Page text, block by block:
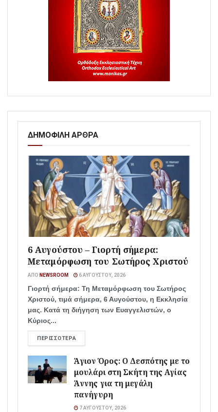
ΔΗΜΟΦΙΛΗ ΑΡΘΡΑ
6 Αυγούστου – Γιορτή σήμερα:
Μεταμόρφωση του Σωτήρος Χριστού
ΑΠΌ NEWSROOM 6 ΑΥΓΟΎΣΤΟΥ, 2026
Γιορτή σήμερα: Τη Μεταμόρφωση του Σωτήρος
Χριστού, τιμά σήμερα, 6 Αυγούστου, η Εκκλησία
μας. Κατά τη διήγηση των Ευαγγελιστών, ο
Κύριος...
ΠΕΡΙΣΣΌΤΕΡΑ
Άγιον Όρος: Ο Δεσπότης με το
μουλάρι στη Σκήτη της Αγίας
Άννης για τη μεγάλη
πανήγυρη
7 ΑΥΓΟΎΣΤΟΥ, 2026